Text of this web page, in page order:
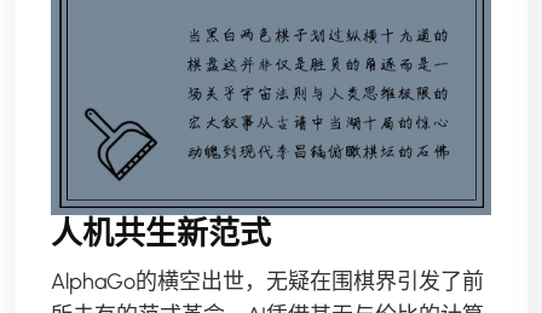
人机共生新范式
AlphaGo的横空出世，无疑在围棋界引发了前